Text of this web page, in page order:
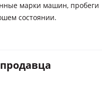
2013 - 2017 J150
(UZJ100), 1998 - 2002 2
марки машин, пробеги
состоянии.